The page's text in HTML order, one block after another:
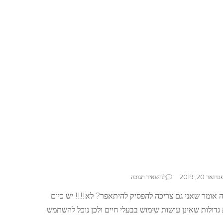
פברואר 20, 2019 להשאיר תגובהבנושא
טבעוני
אומר שאני גם צריכה להפסיק להיתאפר? לא!!!! יש כיום
שאינן עושות שימוש בבעלי חיים ולכן נוכל להשתמש